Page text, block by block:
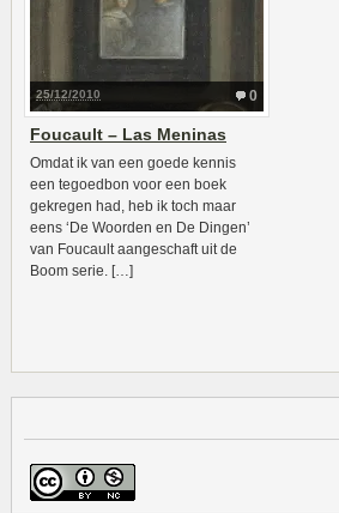
0
25/12/2010
Foucault – Las Meninas
Omdat ik van een goede kennis
een tegoedbon voor een boek
gekregen had, heb ik toch maar
eens ‘De Woorden en De Dingen’
van Foucault aangeschaft uit de
Boom serie. […]